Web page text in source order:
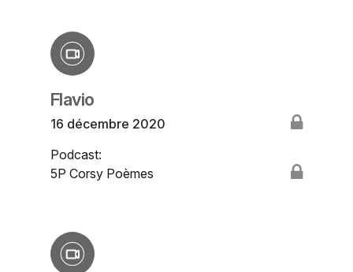
Flavio
16 décembre 2020
Podcast:
5P Corsy Poèmes